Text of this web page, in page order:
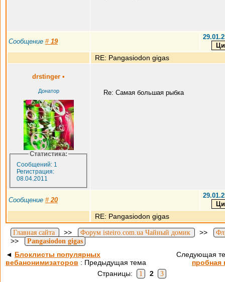
Сообщение # 19
RE: Pangasiodon gigas
drstinger •
Донатор
Статистика:
Сообщений: 1
Регистрация:
08.04.2011
Re: Самая большая рыбка
Сообщение #20
RE: Pangasiodon gigas
Главная сайта >> Форум isteiro.com.ua Чайный домик >>
>> Pangasiodon gigas
◄ Блоклисты популярных
вебанонимизаторов : Предыдущая тема
Следующая
пробная
Страницы:
1 2 3